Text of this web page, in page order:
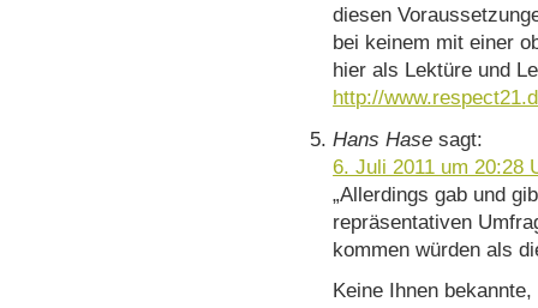
diesen
bei keinem mit einer
hier als Lektüre und
http://
Hans Hase sagt:
6. Juli 2011 um 20:28
„Allerdings gab und
repräsentativen
kommen würden als
Keine Ihnen